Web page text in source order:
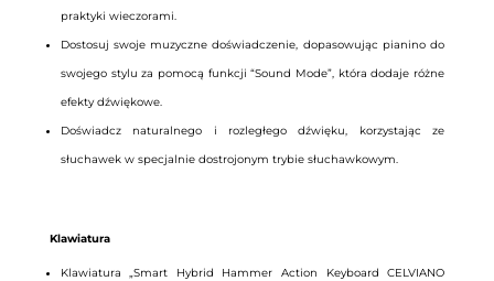
praktyki wieczorami.
Dostosuj swoje muzyczne doświadczenie, dopasowując pianino do
swojego stylu za pomocą funkcji “Sound Mode”, która dodaje różne
efekty dźwiękowe.
Doświadcz naturalnego i rozległego dźwięku, korzystając ze
słuchawek w specjalnie dostrojonym trybie słuchawkowym.
Klawiatura
Klawiatura „Smart Hybrid Hammer Action Keyboard CELVIANO